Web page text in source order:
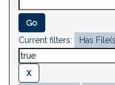
Current filters: